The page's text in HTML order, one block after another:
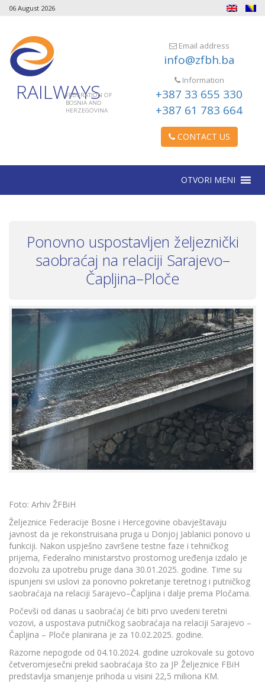
06 August 2026
RAILWAYS
FEDERATION OF
BOSNIA AND
HERZEGOVINA
Email address
info@zfbh.ba
Information
+387 33 655 330
+387 61 783 664
CONTACT US
OTVORI MENI
Ponovno uspostavljen željeznički
saobraćaj na relaciji Sarajevo–
Čapljina–Ploče
Foto: Arhiv ŽFBiH
Željeznice Federacije Bosne i Hercegovine obavještavaju
javnost da je rekonstruisana pruga u Donjoj Jablanici ponovo u
funkciji. Nakon uspješno završene testne faze i tehničkog
prijema, Federalno ministarstvo prostornog uređenja izdalo je
dozvolu za upotrebu pruge dana 30.01.2025. godine. Time su
ispunjeni svi uslovi za ponovno pokretanje teretnog i putničkog
saobraćaja na relaciji Sarajevo–Čapljina i dalje prema Pločama.
Počevši od danas u saobraćaj će biti prvo uvedeni teretni
vozovi, a uspostava putničkog saobraćaja na relaciji Sarajevo –
Čapljina – Ploče planirana je za 10.02.2025. godine.
Razorne nepogode od 04.10.2024. godine uzrokovale su gotovo
četveromjesečni prekid saobraćaja što za JP Željeznice FBiH
predstavlja smanjenje prihoda u visini 22,5 miliona KM.